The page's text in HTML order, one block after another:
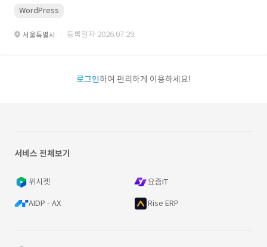
WordPress
서울특별시 · 등록일자 2026.07.29.
로그인하여 편리하게 이용하세요!
서비스 전체보기
위시켓 요즘IT
AIDP - AX Rise ERP